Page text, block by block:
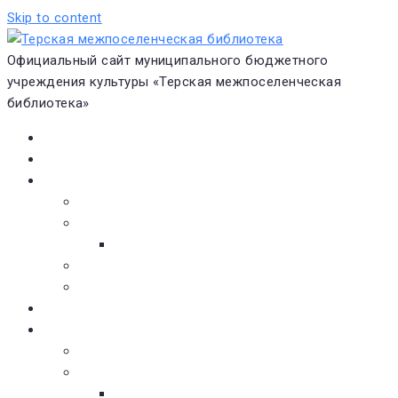
Skip to content
Официальный сайт муниципального бюджетного
учреждения культуры «Терская межпоселенческая
библиотека»